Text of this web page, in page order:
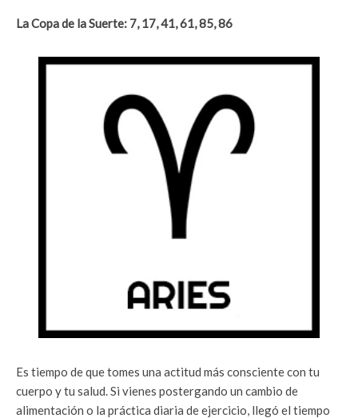
La Copa de la Suerte: 7, 17, 41, 61, 85, 86
Es tiempo de que tomes una actitud más consciente con tu
cuerpo y tu salud. Si vienes postergando un cambio de
alimentación o la práctica diaria de ejercicio, llegó el tiempo